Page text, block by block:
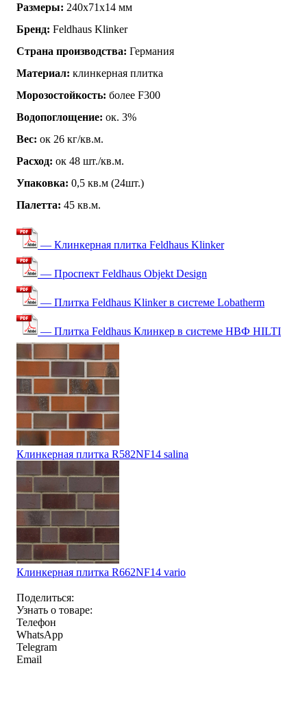
Размеры: 240x71x14 мм
Бренд: Feldhaus Klinker
Страна производства: Германия
Материал: клинкерная плитка
Морозостойкость: более F300
Водопоглощение: ок. 3%
Вес: ок 26 кг/кв.м.
Расход: ок 48 шт./кв.м.
Упаковка: 0,5 кв.м (24шт.)
Палетта: 45 кв.м.
— Клинкерная плитка Feldhaus Klinker
— Проспект Feldhaus Objekt Design
— Плитка Feldhaus Klinker в системе Lobatherm
— Плитка Feldhaus Клинкер в системе НВФ HILTI
Клинкерная плитка R582NF14 salina
Клинкерная плитка R662NF14 vario
Поделиться:
Узнать о товаре:
Телефон
WhatsApp
Telegram
Email